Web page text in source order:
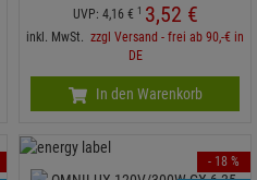
UVP: 4,16 € 1 3,52 €
inkl. MwSt. zzgl Versand - frei ab 90,-€ in
DE
In den Warenkorb
- 18 %